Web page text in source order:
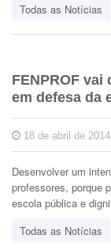
Todas as Notícias
FENPROF
em defesa da
18 de abril de
Desenvolver um
professores, porque
escola pública e
Todas as Notícias